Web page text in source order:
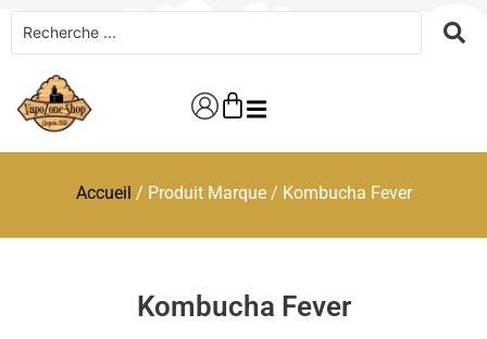
Accueil / Produit Marque / Kombucha Fever
Kombucha Fever